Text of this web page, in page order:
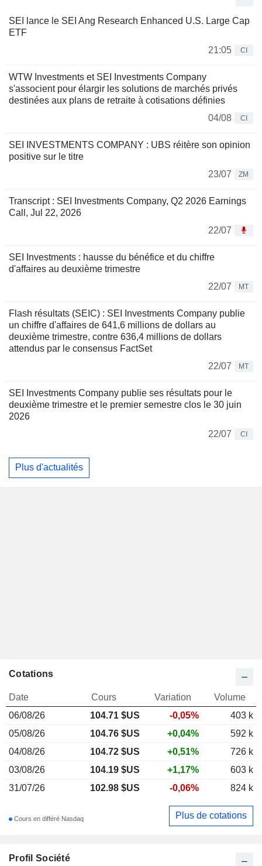
SEI lance le SEI Ang Research Enhanced U.S. Large Cap
ETF
21:05
CI
WTW Investments et SEI Investments Company
s'associent pour élargir les solutions de marchés privés
destinées aux plans de retraite à cotisations définies
04/08
CI
SEI INVESTMENTS COMPANY : UBS réitère son opinion
positive sur le titre
23/07
ZM
Transcript : SEI Investments Company, Q2 2026 Earnings
Call, Jul 22, 2026
22/07
SEI Investments : hausse du bénéfice et du chiffre
d'affaires au deuxième trimestre
22/07
MT
Flash résultats (SEIC) : SEI Investments Company publie
un chiffre d'affaires de 641,6 millions de dollars au
deuxième trimestre, contre 636,4 millions de dollars
attendus par le consensus FactSet
22/07
MT
SEI Investments Company publie ses résultats pour le
deuxième trimestre et le premier semestre clos le 30 juin
2026
22/07
CI
Plus d'actualités
Profil Société
Cotations
Date Cours Variation
Volume
06/08/26
104.71 $US -0,05%
403 k
05/08/26
104.76 $US +0,04%
592 k
04/08/26
104.72 $US +0,51%
726 k
03/08/26
104.19 $US +1,17%
603 k
31/07/26
102.98 $US -0,06% 824 k
Cours en différé Nasdaq Plus de cotations